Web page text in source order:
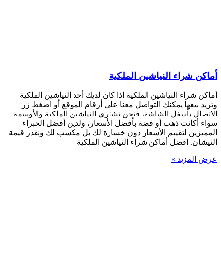
أماكن شراء النياشين الملكية
أماكن شراء النياشين الملكية اذا كان لديك أحد النياشين الملكية
وتريد بيعها يمكنك التواصل معنا على أرقام الموقع أو اضغط زر
الاتصال بأسفل الشاشة، فنحن نشتري النياشين الملكية والأوسمة
سواء أكانت ذهب أو فضة بأفضل الأسعار، ولدين أفضل الخبراء
المميزين لتقييم الأسعار دون خسارة لك بل مكسب لك ونقدر قيمة
النيشان. افضل أماكن شراء النياشين الملكية
عرض المزيد »